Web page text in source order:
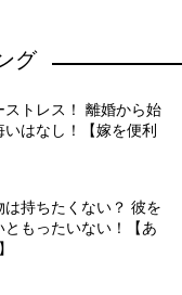
グ
トレス！ 離婚から始
はなし！【嫁を便利
持ちたくない？ 彼を
もったいない！【あ